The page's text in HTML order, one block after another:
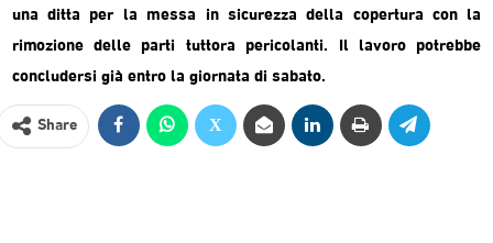
una ditta per la messa in sicurezza della copertura con la
rimozione delle parti tuttora pericolanti. Il lavoro potrebbe
concludersi già entro la giornata di sabato.
Share